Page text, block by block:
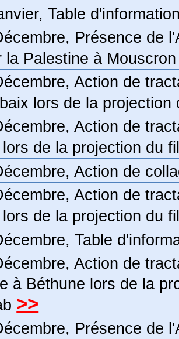
Table
Présence de
la Palestine à Mouscron
Action de
lors de la
Action de
lors de la projection du
Action de
Action de
lors de la projection du
Table
Action de
à Béthune lors de la
>>
Présence de